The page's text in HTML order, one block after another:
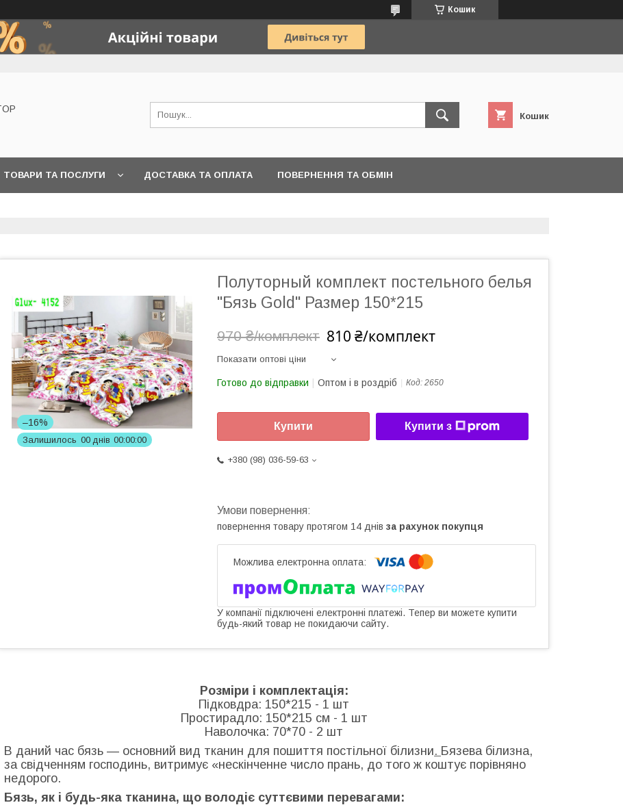
Кошик
Кошик
ТОВАРИ ТА ПОСЛУГИ ДОСТАВКА ТА ОПЛАТА ПОВЕРНЕННЯ ТА ОБМІН
–16%
Залишилось 00 днів 00 00 00
Полуторный комплект постельного белья
"Бязь Gold" Размер 150*215
970 ₴/комплект 810 ₴/комплект
Показати оптові ціни
Готово до відправки Оптом і в роздріб Код: 2650
Купити Купити з
+380 (98) 036-59-63
повернення товару протягом 14 днів за рахунок покупця
У компанії підключені електронні платежі. Тепер ви можете купити
будь-який товар не покидаючи сайту.
Розміри і комплектація:
Підковдра: 150*215 - 1 шт
Простирадло: 150*215 см - 1 шт
Наволочка: 70*70 - 2 шт
В даний час бязь — основний вид тканин для пошиття постільної білизни. Бязева білизна,
за свідченням господинь, витримує «нескінченне число прань, до того ж коштує порівняно
недорого.
Бязь, як і будь-яка тканина, що володіє суттєвими перевагами: